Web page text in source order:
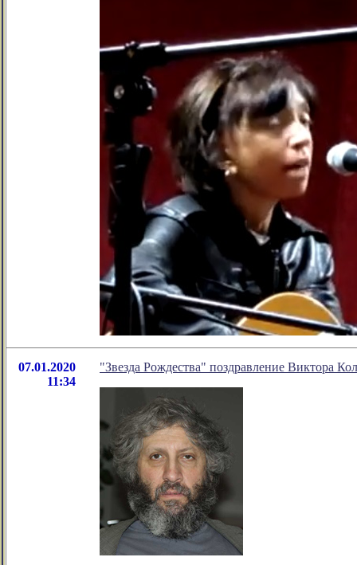
07.01.2020
11:34
"Звезда Рождества" поздравление Виктора